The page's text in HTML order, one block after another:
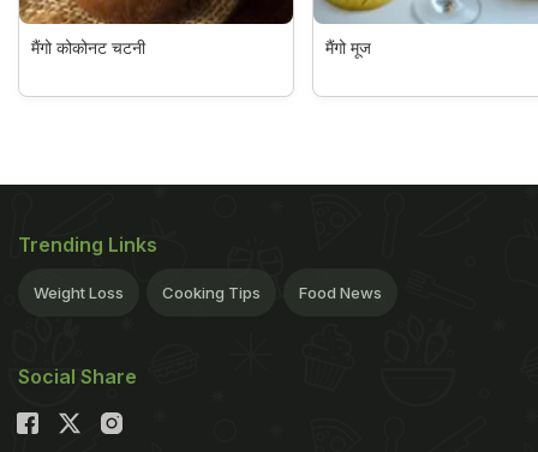
मैंगो कोकोनट चटनी मैंगो मूज
Trending Links
Weight Loss Cooking Tips Food News
Social Share